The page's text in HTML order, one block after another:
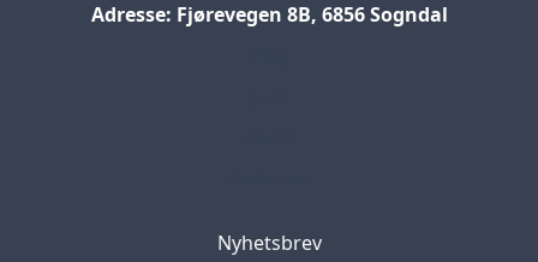
Adresse: Fjørevegen 8B, 6856 Sogndal
Nyhetsbrev